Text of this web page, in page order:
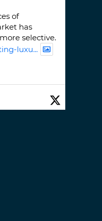
of
has
selective.
luxu...
as always.